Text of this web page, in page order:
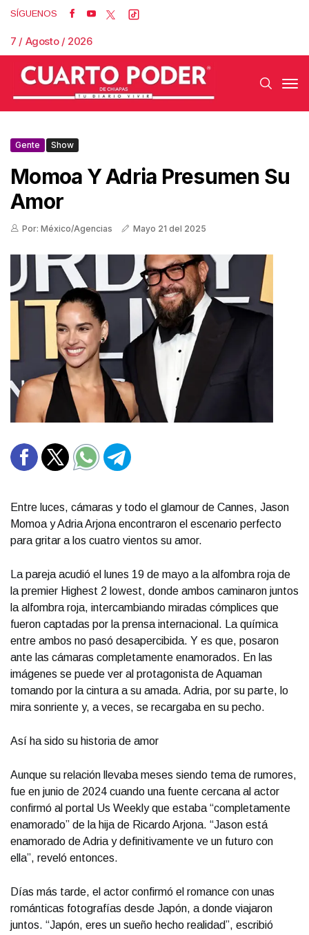
SÍGUENOS
7 / Agosto / 2026
Gente Show
Momoa Y Adria Presumen Su
Amor
Por: México/Agencias Mayo 21 del 2025
Entre luces, cámaras y todo el glamour de Cannes, Jason
Momoa y Adria Arjona encontraron el escenario perfecto
para gritar a los cuatro vientos su amor.
La pareja acudió el lunes 19 de mayo a la alfombra roja de
la premier Highest 2 lowest, donde ambos caminaron juntos
la alfombra roja, intercambiando miradas cómplices que
fueron captadas por la prensa internacional. La química
entre ambos no pasó desapercibida. Y es que, posaron
ante las cámaras completamente enamorados. En las
imágenes se puede ver al protagonista de Aquaman
tomando por la cintura a su amada. Adria, por su parte, lo
mira sonriente y, a veces, se recargaba en su pecho.
Así ha sido su historia de amor
Aunque su relación llevaba meses siendo tema de rumores,
fue en junio de 2024 cuando una fuente cercana al actor
confirmó al portal Us Weekly que estaba “completamente
enamorado” de la hija de Ricardo Arjona. “Jason está
enamorado de Adria y definitivamente ve un futuro con
ella”, reveló entonces.
Días más tarde, el actor confirmó el romance con unas
románticas fotografías desde Japón, a donde viajaron
juntos. “Japón, eres un sueño hecho realidad”, escribió